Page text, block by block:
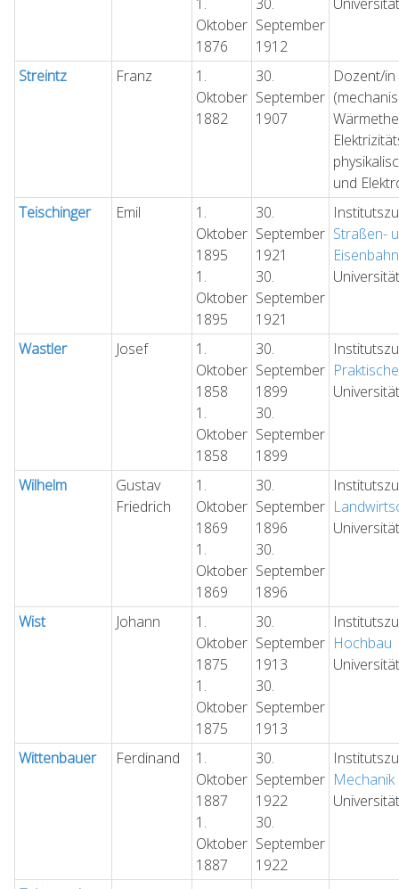
Oktober
1876
September
1912
Streintz Franz
1.
Oktober
1882
30.
September
1907
Dozent/in
und
Teischinger
Emil
1.
Oktober
1895
1.
Oktober
1895
30.
September
1921
30.
September
1921
Straßen-
Wastler Josef
1.
Oktober
1858
1.
Oktober
1858
30.
September
1899
30.
September
1899
Wilhelm
Gustav
Friedrich
1.
Oktober
1869
1.
Oktober
1869
30.
September
1896
30.
September
1896
Wist Johann
1.
Oktober
1875
1.
Oktober
1875
30.
September
1913
30.
September
1913
Hochbau
Wittenbauer Ferdinand
1.
Oktober
1887
1.
Oktober
1887
30.
September
1922
30.
September
1922
Mechanik